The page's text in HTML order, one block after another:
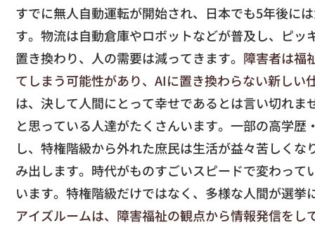
すでに無人自動運転が開始され、日本でも5年後に
す。物流は自動倉庫やロボットなどが普及し、ピ
置き換わり、人の需要は減ってきます。 障害者は福
てしまう可能性があり、AIに置き換わらない新しい
は、決して人間にとって幸せであるとは言い切れ
と思っている人達がたくさんいます。一部の高学
し、特権階級から外れた庶民は生活が益々苦しく
み出します。時代がものすごいスピードで変わっ
います。特権階級だけではなく、多様な人間が選
アイズルームは、障害福祉の観点から情報発信をし